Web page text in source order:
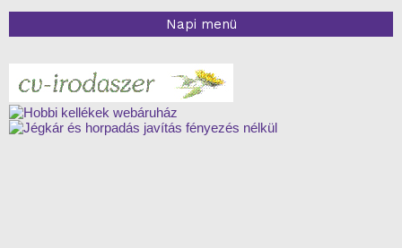
Napi menü